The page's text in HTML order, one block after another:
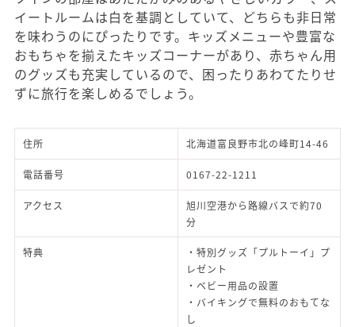
イートルームは白を基調としていて、どちらも非日常
を味わうのにぴったりです。キッズメニューや豊富な
おもちゃを揃えたキッズコーナーがあり、赤ちゃん用
のグッズも充実しているので、困ったりあわてたりせ
ずに旅行を楽しめるでしょう。
住所 北海道富良野市北の峰町14-46
電話番号 0167-22-1211
アクセス
旭川空港から路線バスで約70
分
特典
・特別グッズ「プルトーイ」プ
レゼント
・ベビー用品の設置
・バイキングで無料のおもてな
し